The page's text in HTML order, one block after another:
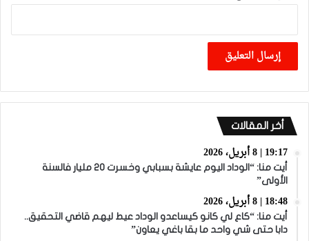
أخر المقالات
19:17 | 8 أبريل، 2026
أيت منا: “الوداد اليوم عايشة بسبابي وخسرت 20 مليار فالسنة
الأولى”
18:48 | 8 أبريل، 2026
أيت منا: “كاع لي كانو كيساعدو الوداد عيط ليهم قاضي التحقيق..
دابا حتى شي واحد ما بقا باغي يعاون”